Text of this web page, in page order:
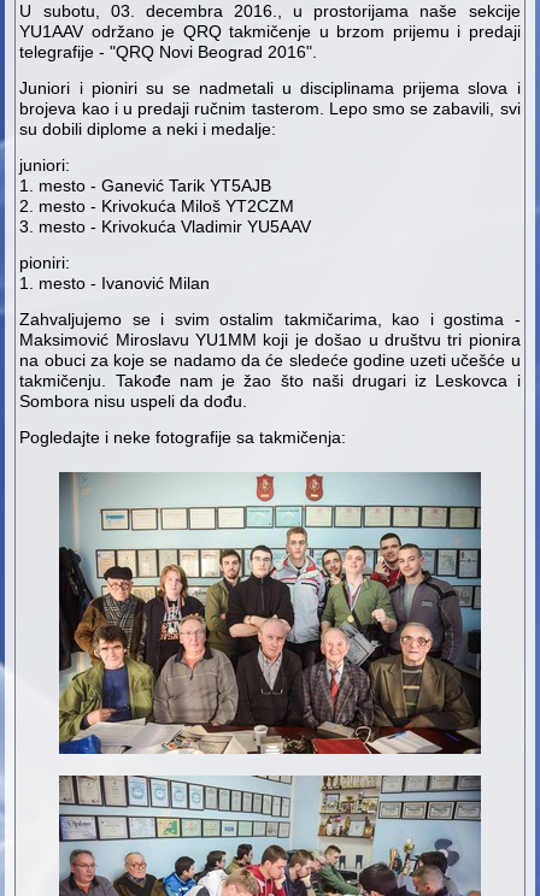
U subotu, 03. decembra 2016., u prostorijama naše sekcije
YU1AAV održano je QRQ takmičenje u brzom prijemu i predaji
telegrafije - "QRQ Novi Beograd 2016".
Juniori i pioniri su se nadmetali u disciplinama prijema slova i
brojeva kao i u predaji ručnim tasterom. Lepo smo se zabavili, svi
su dobili diplome a neki i medalje:
juniori:
1. mesto - Ganević Tarik YT5AJB
2. mesto - Krivokuća Miloš YT2CZM
3. mesto - Krivokuća Vladimir YU5AAV
pioniri:
1. mesto - Ivanović Milan
Zahvaljujemo se i svim ostalim takmičarima, kao i gostima -
Maksimović Miroslavu YU1MM koji je došao u društvu tri pionira
na obuci za koje se nadamo da će sledeće godine uzeti učešće u
takmičenju. Takođe nam je žao što naši drugari iz Leskovca i
Sombora nisu uspeli da dođu.
Pogledajte i neke fotografije sa takmičenja: